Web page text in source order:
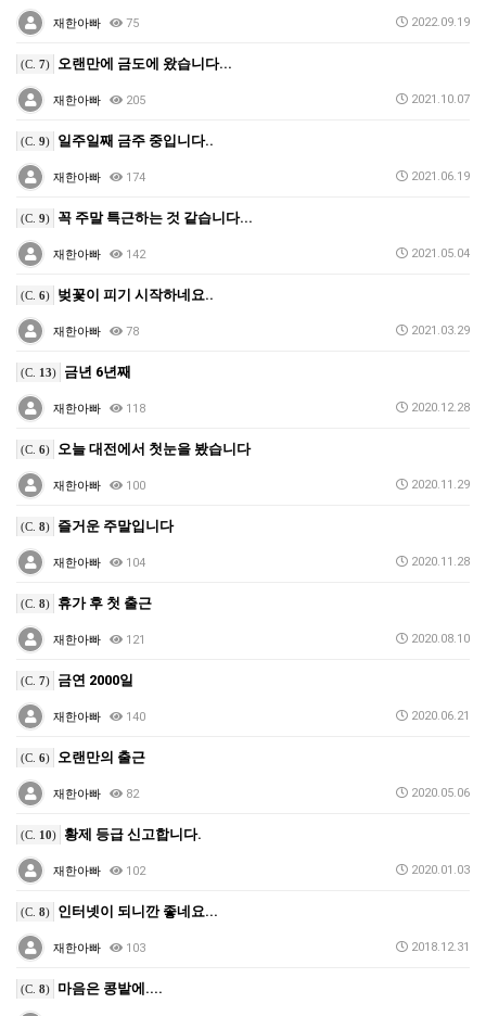
재한아빠 75 2022.09.19
(C. 7) 오랜만에 금도에 왔습니다...
재한아빠 205 2021.10.07
(C. 9) 일주일째 금주 중입니다..
재한아빠 174 2021.06.19
(C. 9) 꼭 주말 특근하는 것 같습니다...
재한아빠 142 2021.05.04
(C. 6) 벚꽃이 피기 시작하네요..
재한아빠 78 2021.03.29
(C. 13) 금년 6년째
재한아빠 118 2020.12.28
(C. 6) 오늘 대전에서 첫눈을 봤습니다
재한아빠 100 2020.11.29
(C. 8) 즐거운 주말입니다
재한아빠 104 2020.11.28
(C. 8) 휴가 후 첫 출근
재한아빠 121 2020.08.10
(C. 7) 금연 2000일
재한아빠 140 2020.06.21
(C. 6) 오랜만의 출근
재한아빠 82 2020.05.06
(C. 10) 황제 등급 신고합니다.
재한아빠 102 2020.01.03
(C. 8) 인터넷이 되니깐 좋네요...
재한아빠 103 2018.12.31
(C. 8) 마음은 콩밭에....